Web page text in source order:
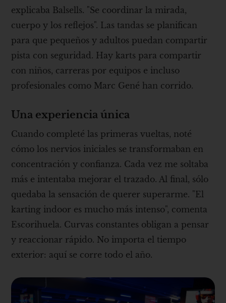
explicaba Balsells. "Se coordinar la mirada,
cuerpo y los reflejos". Las tandas se planifican
para que pequeños y adultos puedan compartir
pista con seguridad. Hay karts para compartir
con niños, carreras por equipos e incluso
profesionales como Marc Gené han corrido.
Una experiencia única
Cuando completé las primeras vueltas, noté
cómo los nervios iniciales se transformaban en
concentración y confianza. Cada vez me soltaba
más e intentaba mejorar el trazado. Al final, sólo
quedaba la sensación de querer superarme. "El
karting indoor es mucho más intenso", comenta
Escorihuela. Curvas constantes obligan a pensar
y reaccionar rápido. No importa el tiempo
exterior: aquí se corre todo el año.